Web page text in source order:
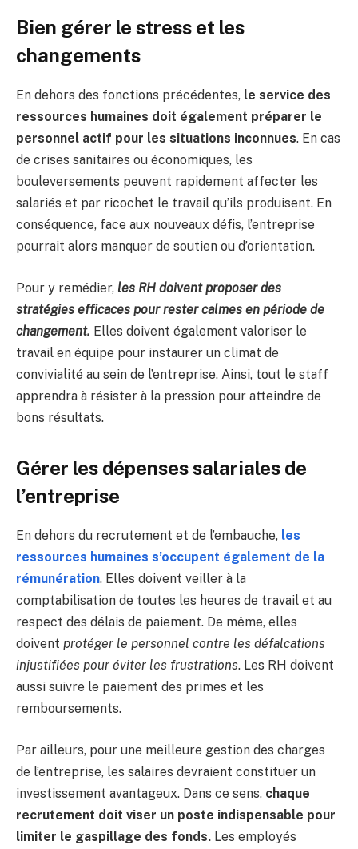
Bien gérer le stress et les
changements
En dehors des fonctions précédentes, le service des
ressources humaines doit également préparer le
personnel actif pour les situations inconnues. En cas
de crises sanitaires ou économiques, les
bouleversements peuvent rapidement affecter les
salariés et par ricochet le travail qu’ils produisent. En
conséquence, face aux nouveaux défis, l’entreprise
pourrait alors manquer de soutien ou d’orientation.
Pour y remédier, les RH doivent proposer des
stratégies efficaces pour rester calmes en période de
changement. Elles doivent également valoriser le
travail en équipe pour instaurer un climat de
convivialité au sein de l’entreprise. Ainsi, tout le staff
apprendra à résister à la pression pour atteindre de
bons résultats.
Gérer les dépenses salariales de
l’entreprise
En dehors du recrutement et de l’embauche, les
ressources humaines s’occupent également de la
rémunération. Elles doivent veiller à la
comptabilisation de toutes les heures de travail et au
respect des délais de paiement. De même, elles
doivent protéger le personnel contre les défalcations
injustifiées pour éviter les frustrations. Les RH doivent
aussi suivre le paiement des primes et les
remboursements.
Par ailleurs, pour une meilleure gestion des charges
de l’entreprise, les salaires devraient constituer un
investissement avantageux. Dans ce sens, chaque
recrutement doit viser un poste indispensable pour
limiter le gaspillage des fonds. Les employés